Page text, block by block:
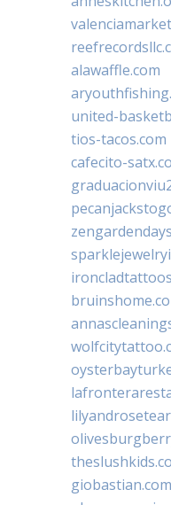
alawaffle.com
united-
tios-tacos.com
cafecito-
giobastian.com